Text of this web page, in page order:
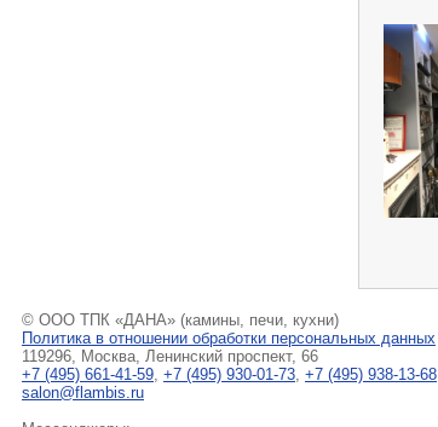
© ООО ТПК «ДАНА» (камины, печи, кухни)
Политика в отношении обработки персональных данных
119296, Москва, Ленинский проспект, 66
+7 (495) 661-41-59, +7 (495) 930-01-73, +7 (495) 938-13-68
salon@flambis.ru